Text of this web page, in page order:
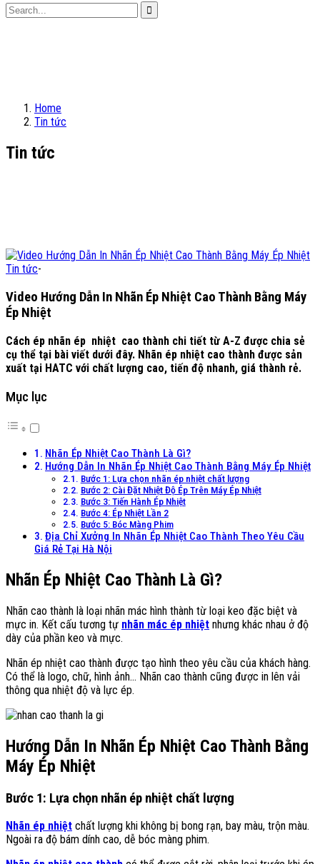
Home
Tin tức
Tin tức
Tin tức-
Video Hướng Dẫn In Nhãn Ép Nhiệt Cao Thành Bằng Máy
Ép Nhiệt
Cách ép nhãn ép nhiệt cao thành chi tiết từ A-Z được chia sẻ
cụ thể tại bài viết dưới đây. Nhãn ép nhiệt cao thành được sản
xuất tại HATC với chất lượng cao, tiến độ nhanh, giá thành rẻ.
Mục lục
Nhãn Ép Nhiệt Cao Thành Là Gì?
Hướng Dẫn In Nhãn Ép Nhiệt Cao Thành Bằng Máy Ép Nhiệt
Bước 1: Lựa chọn nhãn ép nhiệt chất lượng
Bước 2: Cài Đặt Nhiệt Độ Ép Trên Máy Ép Nhiệt
Bước 3: Tiến Hành Ép Nhiệt
Bước 4: Ép Nhiệt Lần 2
Bước 5: Bóc Màng Phim
Địa Chỉ Xưởng In Nhãn Ép Nhiệt Cao Thành Theo Yêu Cầu
Giá Rẻ Tại Hà Nội
Nhãn Ép Nhiệt Cao Thành Là Gì?
Nhãn cao thành là loại nhãn mác hình thành từ loại keo đặc biệt và
mực in. Kết cấu tương tự nhãn mác ép nhiệt nhưng khác nhau ở độ
dày của phần keo và mực.
Nhãn ép nhiệt cao thành được tạo hình theo yêu cầu của khách hàng.
Có thể là logo, chữ, hình ảnh… Nhãn cao thành cũng được in lên vải
thông qua nhiệt độ và lực ép.
Hướng Dẫn In Nhãn Ép Nhiệt Cao Thành Bằng
Máy Ép Nhiệt
Bước 1: Lựa chọn nhãn ép nhiệt chất lượng
Nhãn ép nhiệt chất lượng khi không bị bong rạn, bay màu, trộn màu.
Ngoài ra độ bám dính cao, dễ bóc màng phim.